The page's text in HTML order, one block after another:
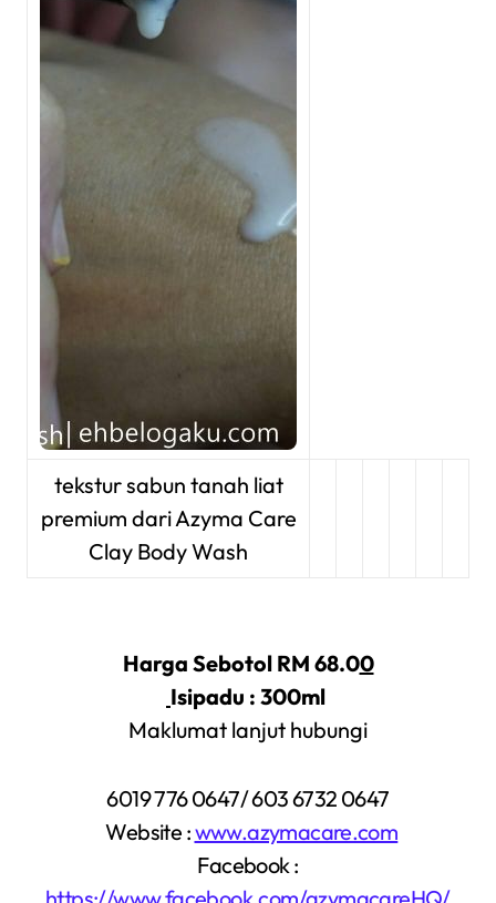
tekstur sabun tanah liat
premium dari Azyma Care
Clay Body Wash
Harga Sebotol RM 68.00
Isipadu : 300ml
Maklumat lanjut hubungi
6019 776 0647/ 603 6732 0647
Website :www.azymacare.com
Facebook :